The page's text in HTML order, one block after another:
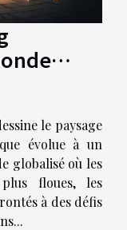
le paysage
évolue à un
globalisé où les
floues, les
à des défis